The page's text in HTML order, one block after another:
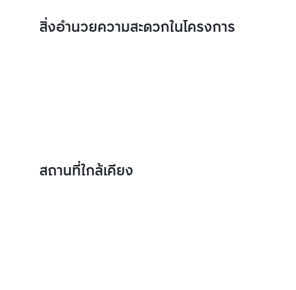
สิ่งอำนวยความสะดวกในโครงการ
สถานที่ใกล้เคียง